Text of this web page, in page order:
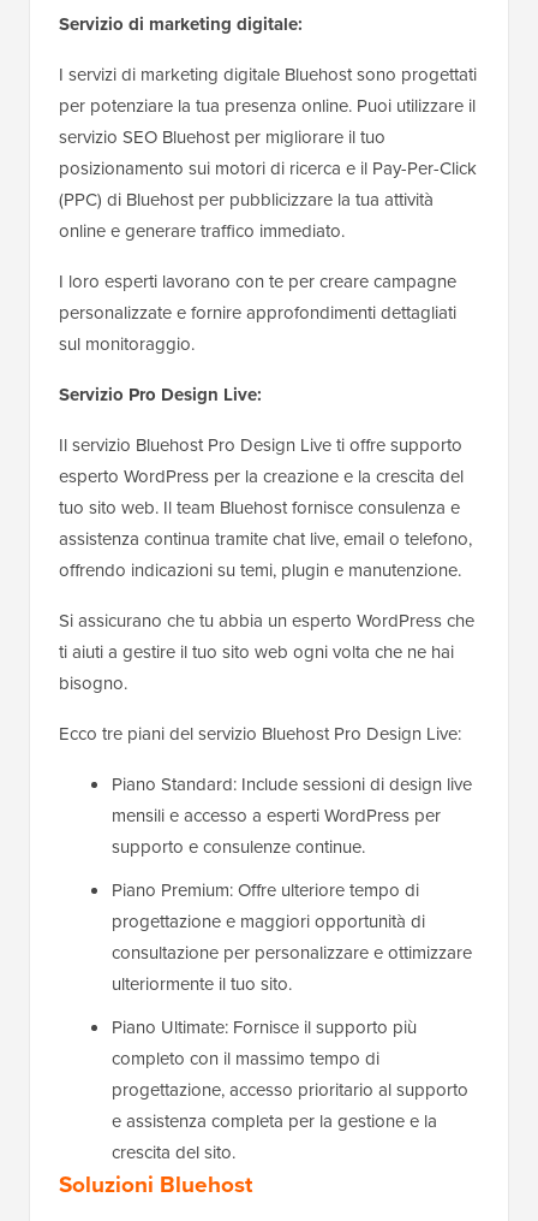
Servizio di marketing digitale:
I servizi di marketing digitale Bluehost sono progettati
per potenziare la tua presenza online. Puoi utilizzare il
servizio SEO Bluehost per migliorare il tuo
posizionamento sui motori di ricerca e il Pay-Per-Click
(PPC) di Bluehost per pubblicizzare la tua attività
online e generare traffico immediato.
I loro esperti lavorano con te per creare campagne
personalizzate e fornire approfondimenti dettagliati
sul monitoraggio.
Servizio Pro Design Live:
Il servizio Bluehost Pro Design Live ti offre supporto
esperto WordPress per la creazione e la crescita del
tuo sito web. Il team Bluehost fornisce consulenza e
assistenza continua tramite chat live, email o telefono,
offrendo indicazioni su temi, plugin e manutenzione.
Si assicurano che tu abbia un esperto WordPress che
ti aiuti a gestire il tuo sito web ogni volta che ne hai
bisogno.
Ecco tre piani del servizio Bluehost Pro Design Live:
Piano Standard: Include sessioni di design live
mensili e accesso a esperti WordPress per
supporto e consulenze continue.
Piano Premium: Offre ulteriore tempo di
progettazione e maggiori opportunità di
consultazione per personalizzare e ottimizzare
ulteriormente il tuo sito.
Piano Ultimate: Fornisce il supporto più
completo con il massimo tempo di
progettazione, accesso prioritario al supporto
e assistenza completa per la gestione e la
crescita del sito.
Soluzioni Bluehost